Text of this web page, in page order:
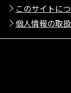
このサイトに
個人情報の取